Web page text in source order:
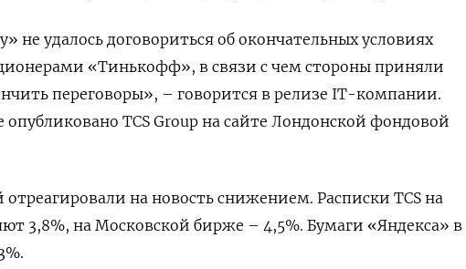
не удалось договориться об окончательных условиях
«Тинькофф», в связи с чем стороны приняли
переговоры», – говорится в релизе IT-компании.
TCS Group на сайте Лондонской фондовой
на новость снижением. Расписки TCS на
3,8%, на Московской бирже – 4,5%. Бумаги «Яндекса» в